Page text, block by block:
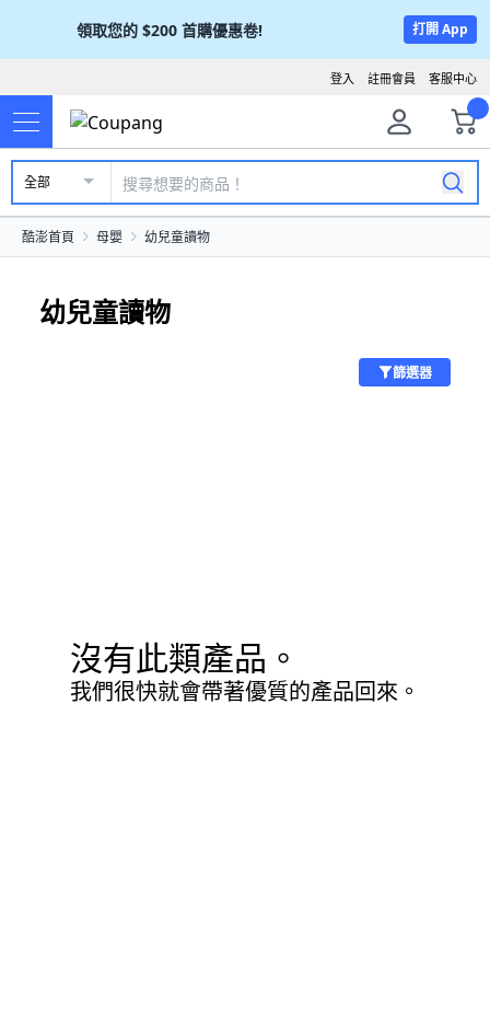
領取您的 $200 首購優惠卷! 打開 App
客服中心
註冊會員
登入
全部
酷澎首頁 母嬰 幼兒童讀物
幼兒童讀物
篩選器
沒有此類產品。
我們很快就會帶著優質的產品回來。